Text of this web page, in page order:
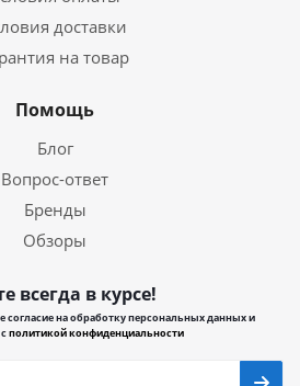
доставки
на товар
Помощь
Блог
Вопрос-ответ
Бренды
Обзоры
всегда в курсе!
на обработку персональных данных и
политикой конфиденциальности